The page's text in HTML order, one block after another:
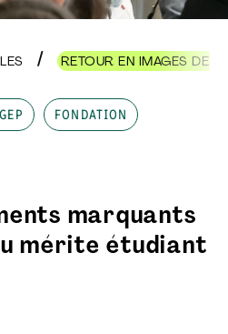
RETOUR EN IMAGES DE
FONDATION
marquants
mérite étudiant